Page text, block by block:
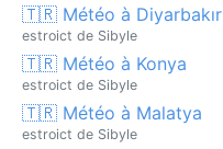
🇹🇷 Météo à Diyarbakır
estroict de Sibyle
🇹🇷 Météo à Konya
estroict de Sibyle
🇹🇷 Météo à Malatya
estroict de Sibyle